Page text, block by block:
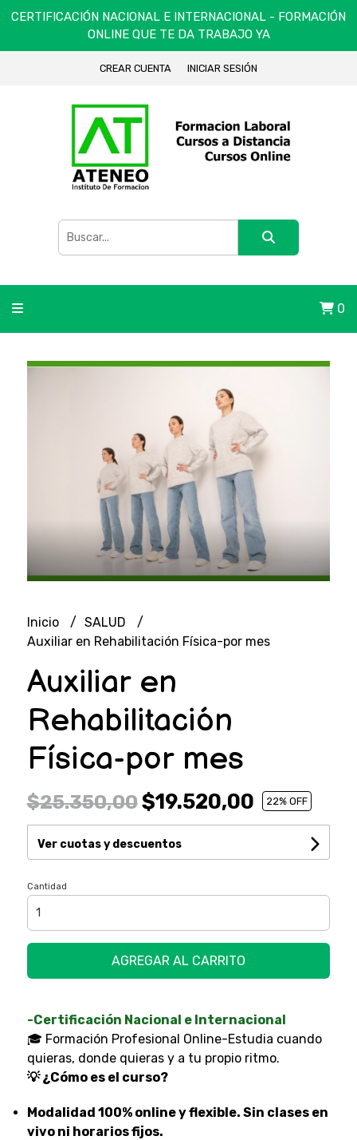
CERTIFICACIÓN NACIONAL E INTERNACIONAL - FORMACIÓN
ONLINE QUE TE DA TRABAJO YA
CREAR CUENTA INICIAR SESIÓN
0
Inicio
SALUD
Auxiliar en Rehabilitación Física-por mes
Auxiliar en
Rehabilitación
Física-por mes
$25.350,00$19.520,00 22% OFF
Ver cuotas y descuentos
Cantidad
AGREGAR AL CARRITO
-Certificación Nacional e Internacional
🎓 Formación Profesional Online-Estudia cuando
quieras, donde quieras y a tu propio ritmo.
💡 ¿Cómo es el curso?
Modalidad 100% online y flexible. Sin clases en
vivo ni horarios fijos.